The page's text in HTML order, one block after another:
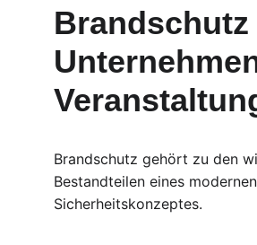
Brandschutz gehört zu den
Bestandteilen eines modernen
Sicherheitskonzeptes.